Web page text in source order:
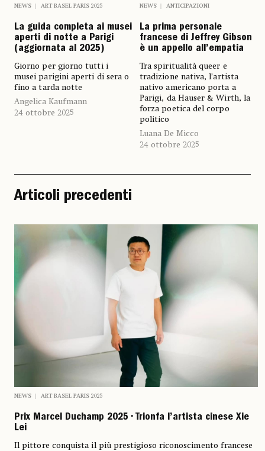
NEWS ART BASEL PARIS 2025
La guida completa ai musei
aperti di notte a Parigi
(aggiornata al 2025)
Giorno per giorno tutti i
musei parigini aperti di sera o
fino a tarda notte
Angelica Kaufmann
24 ottobre 2025
NEWS ANTICIPAZIONI
La prima personale
francese di Jeffrey Gibson
è un appello all’empatia
Tra spiritualità queer e
tradizione nativa, l’artista
nativo americano porta a
Parigi, da Hauser & Wirth, la
forza poetica del corpo
politico
Luana De Micco
24 ottobre 2025
Articoli precedenti
NEWS ART BASEL PARIS 2025
Prix Marcel Duchamp 2025 • Trionfa l’artista cinese Xie
Lei
Il pittore conquista il più prestigioso riconoscimento francese